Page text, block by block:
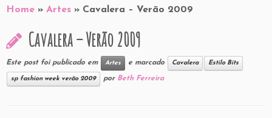
toHome » Artes » Cavalera – Verão 2009
Cavalera – Verão 2009
Este post foi publicado em Artes e marcado Cavalera Estilo Bits
sp fashion week verão 2009 por Beth Ferreira